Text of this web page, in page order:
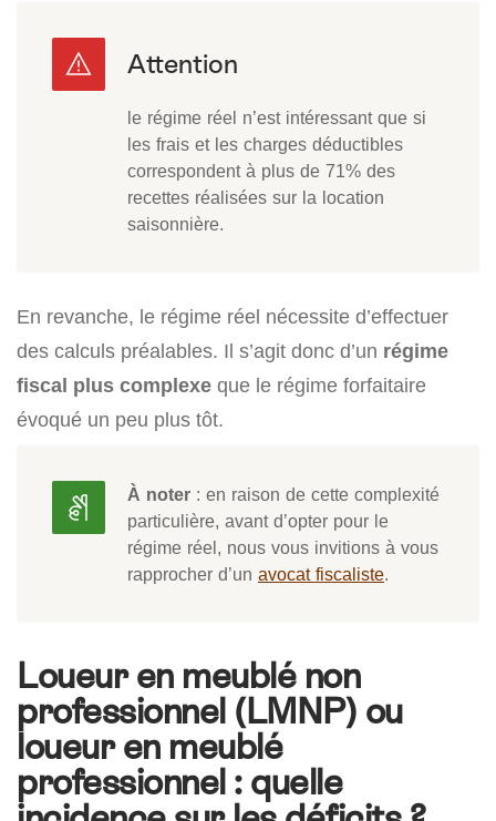
le régime réel n’est intéressant que si
les frais et les charges déductibles
correspondent à plus de 71% des
recettes réalisées sur la location
saisonnière.
En revanche, le régime réel nécessite d’effectuer
des calculs préalables. Il s’agit donc d’un régime
fiscal plus complexe que le régime forfaitaire
évoqué un peu plus tôt.
À noter : en raison de cette complexité
particulière, avant d’opter pour le
régime réel, nous vous invitions à vous
rapprocher d’un avocat fiscaliste.
Loueur en meublé non
professionnel (LMNP) ou
loueur en meublé
professionnel : quelle